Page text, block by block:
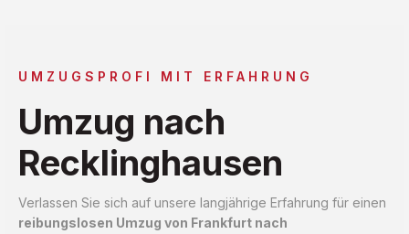
UMZUGSPROFI MIT ERFAHRUNG
Umzug nach
Recklinghausen
Verlassen Sie sich auf unsere langjährige Erfahrung für einen
reibungslosen Umzug von Frankfurt nach